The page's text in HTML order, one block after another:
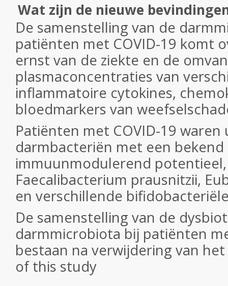
Wat zijn de nieuwe
De samenstelling van de
patiënten met COVID-19 komt
ernst van de ziekte en de
plasmaconcentraties van
inflammatoire cytokines,
bloedmarkers van
Patiënten met COVID-19
darmbacteriën met een bekend
immuunmodulerend potentieel,
Faecalibacterium prausnitzii,
en verschillende
De samenstelling van de
darmmicrobiota bij patiënten
bestaan na verwijdering van
of this study